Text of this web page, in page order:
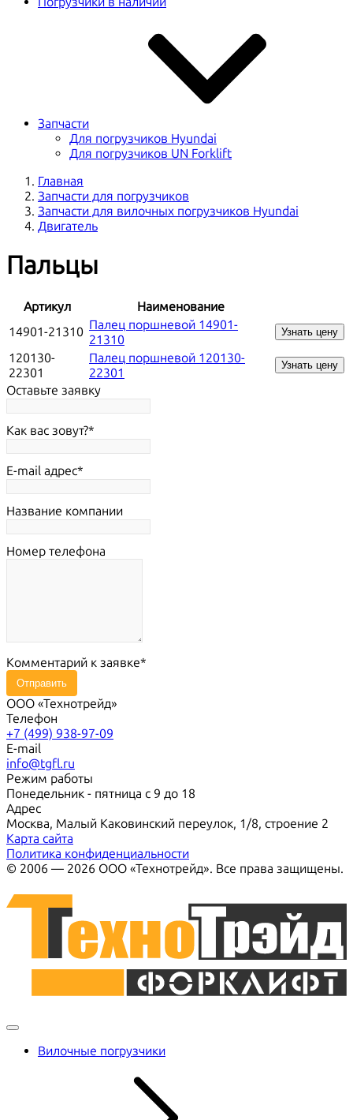
Запчасти
Для погрузчиков Hyundai
Для погрузчиков UN Forklift
Главная
Запчасти для погрузчиков
Запчасти для вилочных погрузчиков Hyundai
Двигатель
Пальцы
Артикул
Наименование
14901-21310 Палец поршневой 14901-
21310
Узнать цену
120130-
22301
Палец поршневой 120130-
22301
Узнать цену
Оставьте заявку
Как вас зовут?
E-mail адрес
Название компании
Номер телефона
Комментарий к заявке
Отправить
ООО «Технотрейд»
Телефон
+7 (499) 938-97-09
E-mail
info@tgfl.ru
Режим работы
Понедельник - пятница с 9 до 18
Адрес
Москва, Малый Каковинский переулок, 1/8, строение 2
Карта сайта
Политика конфиденциальности
© 2006 — 2026 ООО «Технотрейд». Все права защищены.
Вилочные погрузчики